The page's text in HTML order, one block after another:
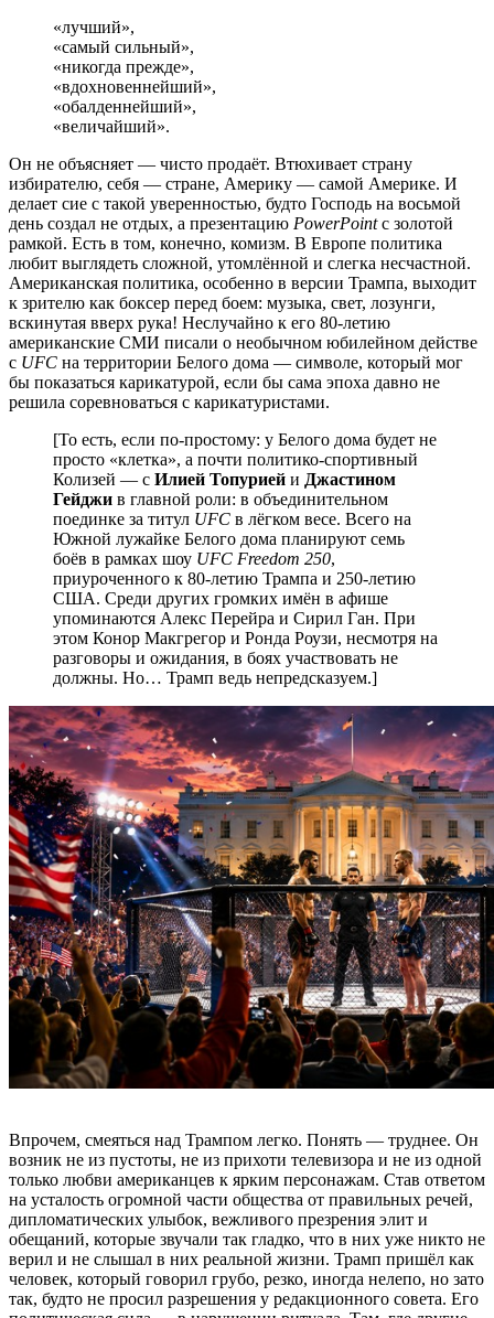
«лучший»,
«самый сильный»,
«никогда прежде»,
«вдохновеннейший»,
«обалденнейший»,
«величайший».
Он не объясняет — чисто продаёт. Втюхивает страну
избирателю, себя — стране, Америку — самой Америке. И
делает сие с такой уверенностью, будто Господь на восьмой
день создал не отдых, а презентацию PowerPointс золотой
рамкой. Есть в том, конечно, комизм. В Европе политика
любит выглядеть сложной, утомлённой и слегка несчастной.
Американская политика, особенно в версии Трампа, выходит
к зрителю как боксер перед боем: музыка, свет, лозунги,
вскинутая вверх рука! Неслучайно к его 80-летию
американские СМИ писали о необычном юбилейном действе
с UFC на территории Белого дома — символе, который мог
бы показаться карикатурой, если бы сама эпоха давно не
решила соревноваться с карикатуристами.
[То есть, если по-простому: у Белого дома будет не
просто «клетка», а почти политико-спортивный
Колизей — с Илией Топурией и Джастином
Гейджи в главной роли: в объединительном
поединке за титул UFC в лёгком весе. Всего на
Южной лужайке Белого дома планируют семь
боёв в рамках шоу UFC Freedom 250,
приуроченного к 80-летию Трампа и 250-летию
США. Среди других громких имён в афише
упоминаются Алекс Перейра и Сирил Ган. При
этом Конор Макгрегор и Ронда Роузи, несмотря на
разговоры и ожидания, в боях участвовать не
должны. Но… Трамп ведь непредсказуем.]
Впрочем, смеяться над Трампом легко. Понять — труднее. Он
возник не из пустоты, не из прихоти телевизора и не из одной
только любви американцев к ярким персонажам. Став ответом
на усталость огромной части общества от правильных речей,
дипломатических улыбок, вежливого презрения элит и
обещаний, которые звучали так гладко, что в них уже никто не
верил и не слышал в них реальной жизни. Трамп пришёл как
человек, который говорил грубо, резко, иногда нелепо, но зато
так, будто не просил разрешения у редакционного совета. Его